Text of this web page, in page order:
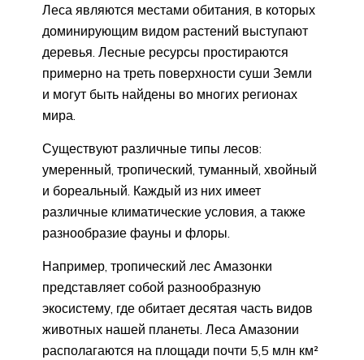
Леса являются местами обитания, в которых
доминирующим видом растений выступают
деревья. Лесные ресурсы простираются
примерно на треть поверхности суши Земли
и могут быть найдены во многих регионах
мира.
Существуют различные типы лесов:
умеренный, тропический, туманный, хвойный
и бореальный. Каждый из них имеет
различные климатические условия, а также
разнообразие фауны и флоры.
Например, тропический лес Амазонки
представляет собой разнообразную
экосистему, где обитает десятая часть видов
животных нашей планеты. Леса Амазонии
располагаются на площади почти 5,5 млн км²